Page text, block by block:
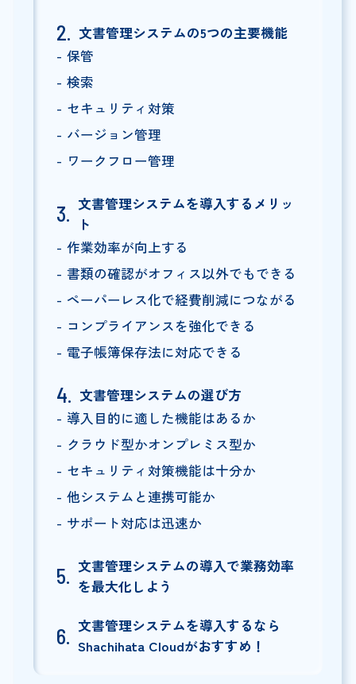
文書管理システムの5つの主要機能
保管
検索
セキュリティ対策
バージョン管理
ワークフロー管理
文書管理システムを導入するメリッ
ト
作業効率が向上する
書類の確認がオフィス以外でもできる
ペーパーレス化で経費削減につながる
コンプライアンスを強化できる
電子帳簿保存法に対応できる
文書管理システムの選び方
導入目的に適した機能はあるか
クラウド型かオンプレミス型か
セキュリティ対策機能は十分か
他システムと連携可能か
サポート対応は迅速か
文書管理システムの導入で業務効率
を最大化しよう
文書管理システムを導入するなら
Shachihata Cloudがおすすめ！